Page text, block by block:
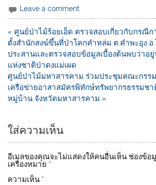
e
c
e
b
o
o
k
p
y
Li
n
k
Leave a comment
« ศูนย์ป่าไม้ร้อยเอ็ด ตรวจสอบเกี่ยวกับกรณีก
ตั้งสำนักสงฆ์ขึ้นที่ป่าโคกคำหล่ม ต.คำพะอุง อ
ประสานและตรวจสอบข้อมูลเบื้องต้นพบว่าอ
แห่งชาติป่าดงแม่เผด
ศูนย์ป่าไม้มหาสารคาม ร่วมประชุมคณะกรร
เครือข่ายอาสาสมัครพิทักษ์ทรัพยากรธรรมช
หมู่บ้าน จังหวัดมหาสารคาม »
ใส่ความเห็น
อีเมลของคุณจะไม่แสดงให้คนอื่นเห็น ช่องข้อ
เครื่องหมาย *
ความเห็น *